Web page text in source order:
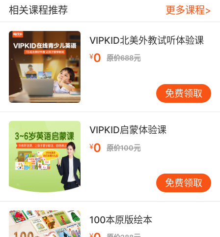
英语培训机构，因为会相较于线下师资力量更充
足更完善，特别是儿童英语口语练习这一块，一
个老师的发音水平也会影响着孩子以后的口音问
题，而好的平台不仅提供主修课的培训学习，更
是能够以有趣的学习方式以及情景式教学带动孩
子学习的积极性。同时还会提供更多类型模式给
孩子练习口语，当然日常的时候，家长朋友们可
以适当播放一些英语儿歌给孩子磨磨耳朵，培养
培养语感。
儿童英语口语练习除了外教老师的教导也离不开
孩子跟着学习平台主动进行学习，比如课后知识
巩固与练习这是必然要做的事情。当然家长们的
配合也很重要，可不能孩子交给了平台就觉得没
有自己什么事情了哦。
相关课程推荐 更多课程>
VIPKID北美外教试听体验课
¥0 原价688元
免费领取
VIPKID启蒙体验课
¥0 原价100元
免费领取
100本原版绘本